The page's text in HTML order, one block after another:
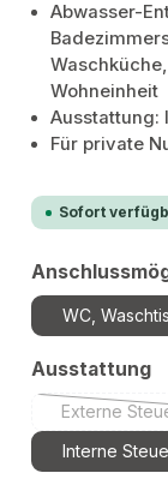
Abwasser-
Wohneinheit
Ausstattung:
Für private
Sofort
WC,
Ausstattung
Externe
Interne